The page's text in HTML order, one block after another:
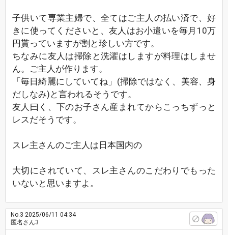
子供いて専業主婦で、全てはご主人の払い済で、好
きに使ってくださいと、友人はお小遣いを毎月10万
円貰っていますが割と珍しい方です。
ちなみに友人は掃除と洗濯はしますが料理はしませ
ん。ご主人が作ります。
「毎日綺麗にしていてね」(掃除ではなく、美容、身
だしなみ)と言われるそうです。
友人曰く、下のお子さん産まれてからこっちずっと
レスだそうです。
スレ主さんのご主人は日本国内の
大切にされていて、スレ主さんのこだわりでもった
いないと思いますよ。
No.3 2025/06/11 04:34
匿名さん3